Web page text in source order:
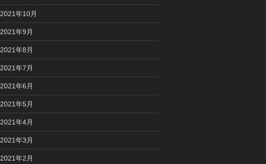
2021年10月
2021年9月
2021年8月
2021年7月
2021年6月
2021年5月
2021年4月
2021年3月
2021年2月